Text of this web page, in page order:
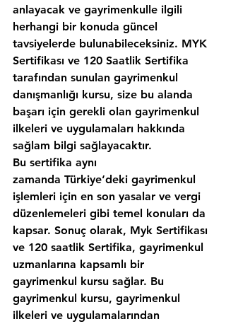
anlayacak ve gayrimenkulle ilgili
herhangi bir konuda güncel
tavsiyelerde bulunabileceksiniz. MYK
Sertifikası ve 120 Saatlik Sertifika
tarafından sunulan gayrimenkul
danışmanlığı kursu, size bu alanda
başarı için gerekli olan gayrimenkul
ilkeleri ve uygulamaları hakkında
sağlam bilgi sağlayacaktır.
Bu sertifika aynı
zamanda Türkiye‘deki gayrimenkul
işlemleri için en son yasalar ve vergi
düzenlemeleri gibi temel konuları da
kapsar. Sonuç olarak, Myk Sertifikası
ve 120 saatlik Sertifika, gayrimenkul
uzmanlarına kapsamlı bir
gayrimenkul kursu sağlar. Bu
gayrimenkul kursu, gayrimenkul
ilkeleri ve uygulamalarından